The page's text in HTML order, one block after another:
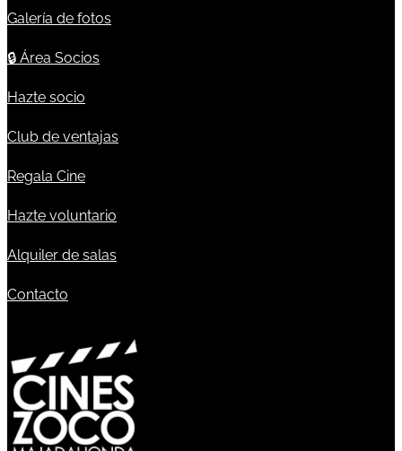
Galería de fotos
🔒 Área Socios
Hazte socio
Club de ventajas
Regala Cine
Hazte voluntario
Alquiler de salas
Contacto